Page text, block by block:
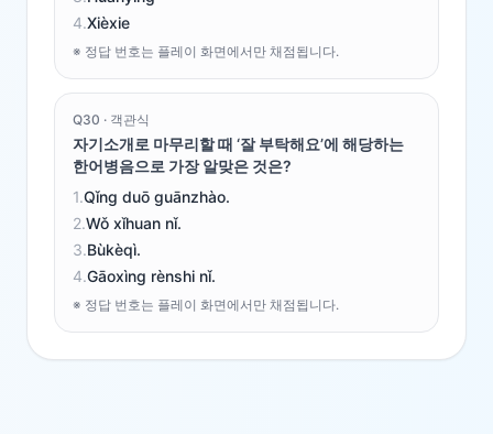
4.Xièxie
※ 정답 번호는 플레이 화면에서만 채점됩니다.
Q30 · 객관식
자기소개로 마무리할 때 ‘잘 부탁해요’에 해당하는
한어병음으로 가장 알맞은 것은?
1.Qǐng duō guānzhào.
2.Wǒ xǐhuan nǐ.
3.Bùkèqì.
4.Gāoxìng rènshi nǐ.
※ 정답 번호는 플레이 화면에서만 채점됩니다.